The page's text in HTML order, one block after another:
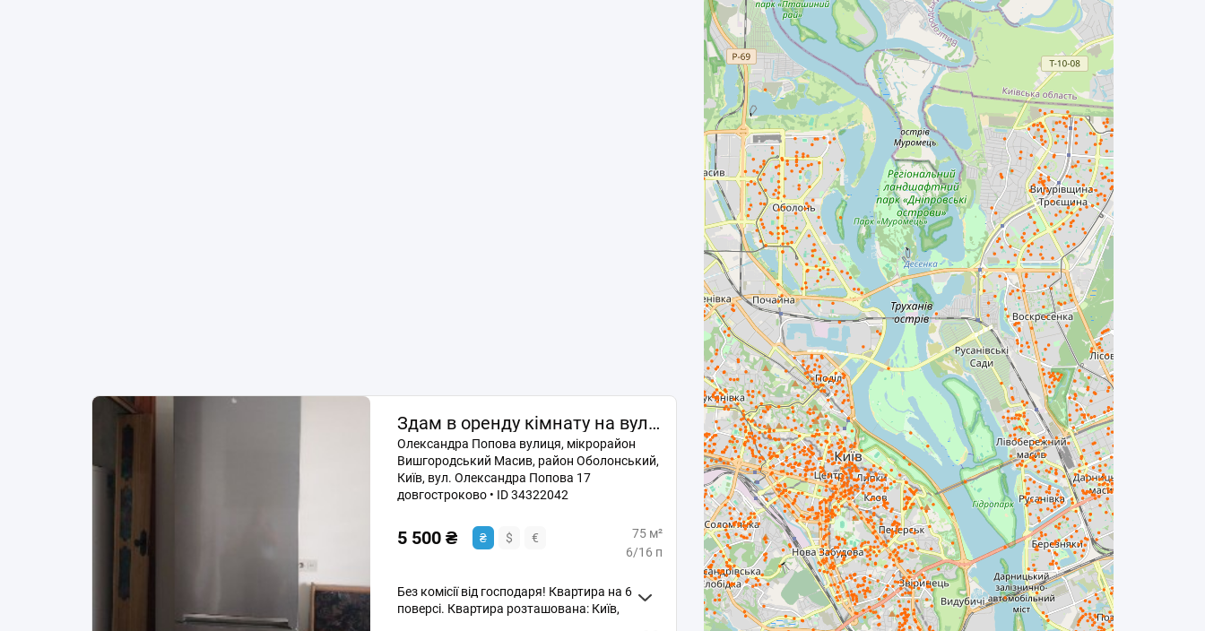
Здам в оренду кімнату на вул. Олександра Попова 17 довгостроково • ID 34322042
Олександра Попова вулиця, мікрорайон
Вишгородський Масив, район Оболонський,
Київ, вул. Олександра Попова 17
довгостроково • ID 34322042
5 500 ₴ ₴ $ €
75 м²
6/16 п
Без комісії від господаря! Квартира на 6
поверсі. Квартира розташована: Київ,